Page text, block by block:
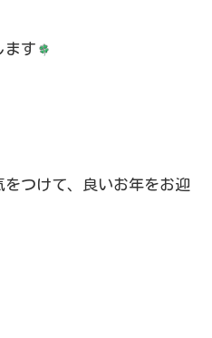
ます
つけて、良いお年をお迎